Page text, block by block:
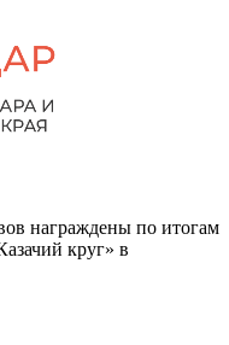
награждены по итогам
круг» в